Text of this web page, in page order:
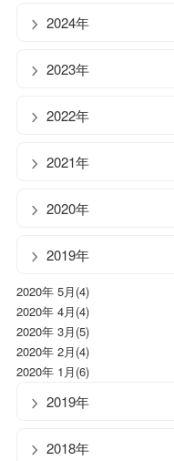
2024年
2023年
2022年
2021年
2020年
2019年
2020年 5月(4)
2020年 4月(4)
2020年 3月(5)
2020年 2月(4)
2020年 1月(6)
2019年
2018年